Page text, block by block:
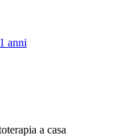
anni
a casa